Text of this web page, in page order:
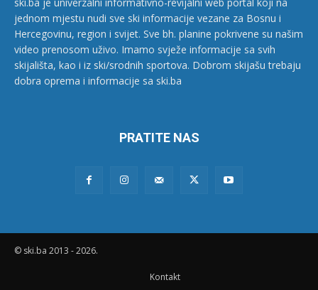
jednom mjestu nudi sve ski informacije vezane za Bosnu i
Hercegovinu, region i svijet. Sve bh. planine pokrivene su našim
video prenosom uživo. Imamo svježe informacije sa svih
skijališta, kao i iz ski/srodnih sportova. Dobrom skijašu trebaju
dobra oprema i informacije sa ski.ba
PRATITE NAS
© ski.ba 2013 - 2026.
Kontakt